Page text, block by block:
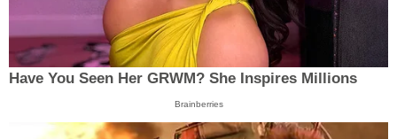
Have You Seen Her GRWM? She Inspires Millions
Brainberries